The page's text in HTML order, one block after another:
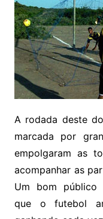
A rodada deste
marcada por
empolgaram as
acompanhar as
Um bom público
que o futebol